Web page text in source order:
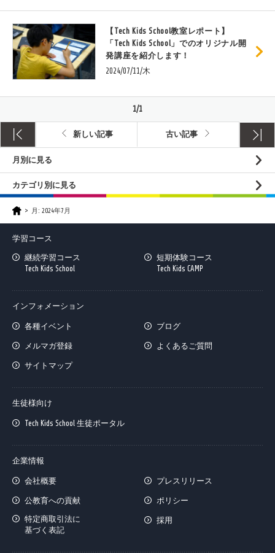
【Tech Kids School教室レポート】
「Tech Kids School」でのオリジナル開
発講座を紹介します！
2024/07/11/木
新しい記事
1/1
古い記事
月別に見る
カテゴリ別に見る
月: 2024年7月
学習コース
継続学習コース
Tech Kids School
短期体験コース
Tech Kids CAMP
インフォメーション
各種イベント ブログ
メルマガ登録 よくあるご質問
サイトマップ
生徒様向け
Tech Kids School 生徒ポータル
企業情報
会社概要 プレスリリース
公教育への貢献
ポリシー
特定商取引法に
基づく表記
採用